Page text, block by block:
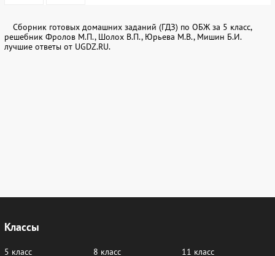
Сборник готовых домашних заданий (ГДЗ) по ОБЖ за 5 класс,
решебник Фролов М.П., Шолох В.П., Юрьева М.В., Мишин Б.И.
лучшие ответы от UGDZ.RU.
Классы
5 класс
8 класс
11 класс